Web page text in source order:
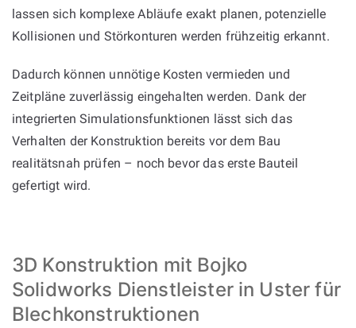
lassen sich komplexe Abläufe exakt planen, potenzielle
Kollisionen und Störkonturen werden frühzeitig erkannt.
Dadurch können unnötige Kosten vermieden und
Zeitpläne zuverlässig eingehalten werden. Dank der
integrierten Simulationsfunktionen lässt sich das
Verhalten der Konstruktion bereits vor dem Bau
realitätsnah prüfen – noch bevor das erste Bauteil
gefertigt wird.
3D Konstruktion mit Bojko
Solidworks Dienstleister in Uster für
Blechkonstruktionen